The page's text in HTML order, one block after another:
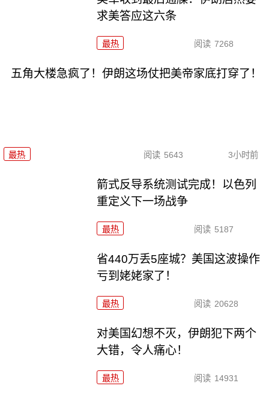
求美答应这六条
最热 阅读 7268
五角大楼急疯了！伊朗这场仗把美帝家底打穿了！
最热 阅读 5643 3小时前
箭式反导系统测试完成！以色列
重定义下一场战争
最热 阅读 5187
省440万丢5座城？美国这波操作
亏到姥姥家了！
最热 阅读 20628
对美国幻想不灭，伊朗犯下两个
大错，令人痛心！
最热 阅读 14931